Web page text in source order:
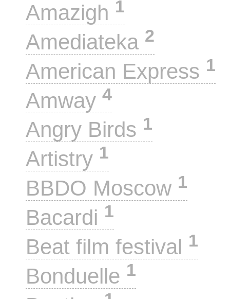
Amazigh 1
Amediateka 2
American Express 1
Amway 4
Angry Birds 1
Artistry 1
BBDO Moscow 1
Bacardi 1
Beat film festival 1
Bonduelle 1